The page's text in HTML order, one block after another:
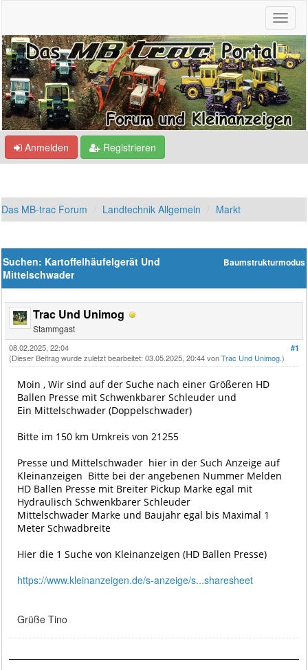
Anmelden Registrieren
Das MB-trac Forum Landtechnik Allgemein Markt
Baumstrukturmodus
Suchen: Kartoffelhäufelgerät Und
Mittelschwader
Trac Und Unimog
Stammgast
#1
08.02.2025, 22:04
(Dieser Beitrag wurde zuletzt bearbeitet: 03.05.2025, 20:44 vonTrac Und Unimog.)
Moin , Wir sind auf der Suche nach einer Größeren HD
Ballen Presse mit Schwenkbarer Schleuder und
Ein Mittelschwader (Doppelschwader)
Bitte im 150 km Umkreis von 21255
Presse und Mittelschwader hier in der Such Anzeige auf
Kleinanzeigen Bitte bei der angebenen Nummer Melden
HD Ballen Presse mit Breiter Pickup Marke egal mit
Hydraulisch Schwenkbarer Schleuder
Mittelschwader Marke und Baujahr egal bis Maximal 1
Meter Schwadbreite
Hier die 1 Suche von Kleinanzeigen (HD Ballen Presse)
https://www.kleinanzeigen.de/s-anzeige/s...sharesheet
Grüße Tino